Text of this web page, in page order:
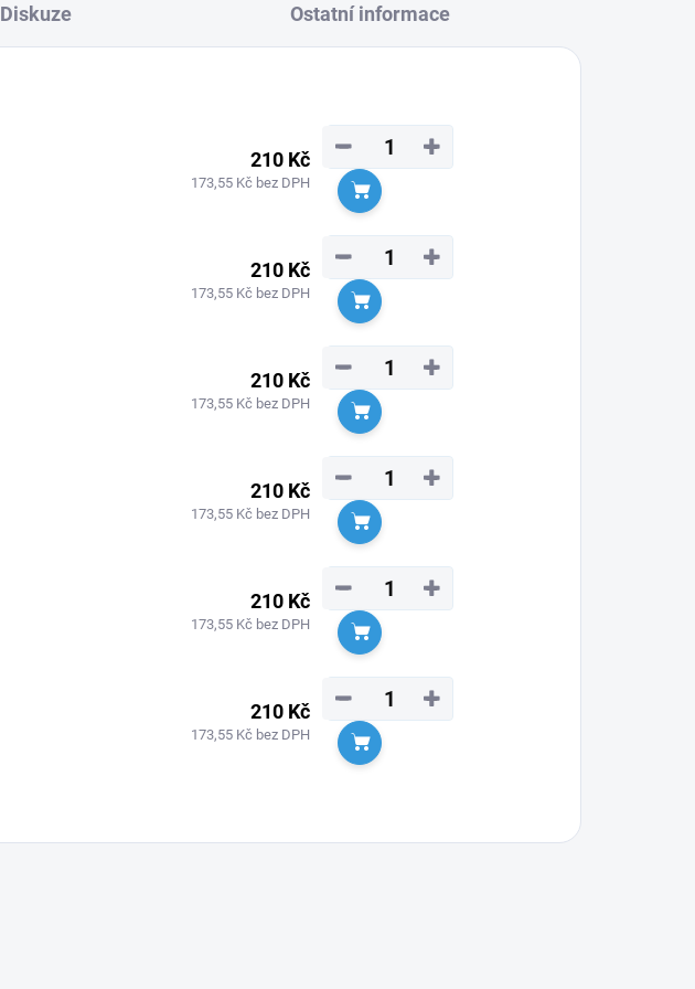
Diskuze Ostatní informace
210 Kč
173,55 Kč bez DPH
+
−
Do košíku
210 Kč
173,55 Kč bez DPH
+
−
Do košíku
210 Kč
173,55 Kč bez DPH
+
−
Do košíku
210 Kč
173,55 Kč bez DPH
+
−
Do košíku
210 Kč
173,55 Kč bez DPH
+
−
Do košíku
210 Kč
173,55 Kč bez DPH
+
−
Do košíku